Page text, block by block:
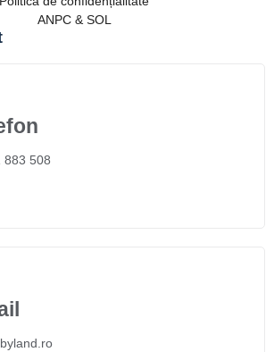
ANPC & SOL
883 508